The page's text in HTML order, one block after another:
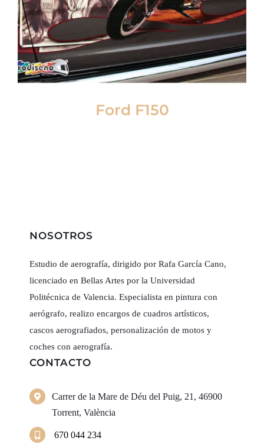
Ford F150
NOSOTROS
Estudio de aerografía, dirigido por Rafa García Cano,
licenciado en Bellas Artes por la Universidad
Politécnica de Valencia. Especialista en pintura con
aerógrafo, realizo encargos de cuadros artísticos,
cascos aerografiados, personalización de motos y
coches con aerografía.
CONTACTO
Carrer de la Mare de Déu del Puig, 21, 46900
Torrent, València
670 044 234